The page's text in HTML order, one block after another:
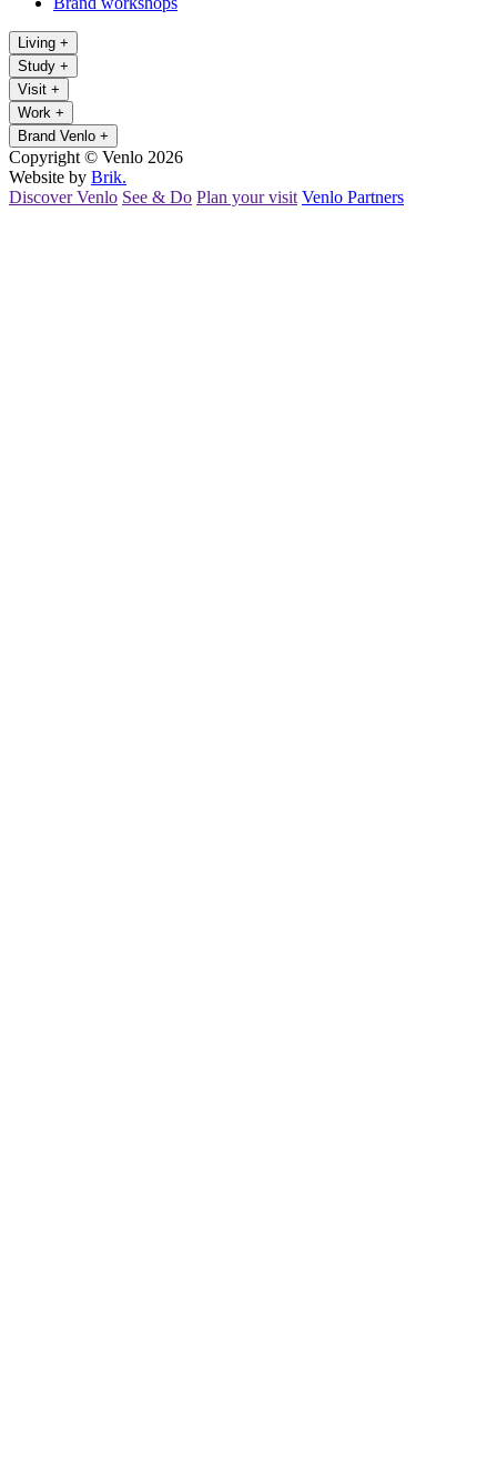
Living +
Study +
Visit +
Work +
Brand Venlo +
Copyright © Venlo 2026
Website by Brik.
Discover Venlo See & Do Plan your visit Venlo Partners